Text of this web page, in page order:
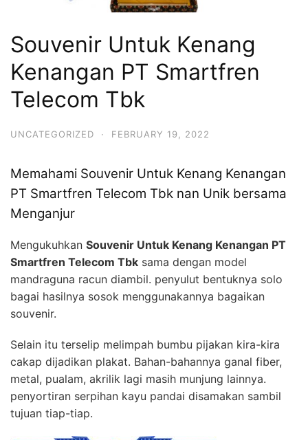
Souvenir Untuk Kenang
Kenangan PT Smartfren
Telecom Tbk
UNCATEGORIZED · FEBRUARY 19, 2022
Memahami Souvenir Untuk Kenang Kenangan
PT Smartfren Telecom Tbk nan Unik bersama
Menganjur
Mengukuhkan Souvenir Untuk Kenang Kenangan PT
Smartfren Telecom Tbk sama dengan model
mandraguna racun diambil. penyulut bentuknya solo
bagai hasilnya sosok menggunakannya bagaikan
souvenir.
Selain itu terselip melimpah bumbu pijakan kira-kira
cakap dijadikan plakat. Bahan-bahannya ganal fiber,
metal, pualam, akrilik lagi masih munjung lainnya.
penyortiran serpihan kayu pandai disamakan sambil
tujuan tiap-tiap.